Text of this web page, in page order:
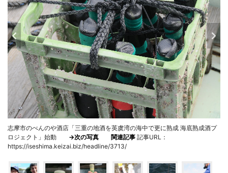
志摩市のべんのや酒店「三重の地酒を英虞湾の海中で更に熟成 海底熟成酒プ
ロジェクト」始動 →次の写真 関連記事 記事URL：
https://iseshima.keizai.biz/headline/3713/